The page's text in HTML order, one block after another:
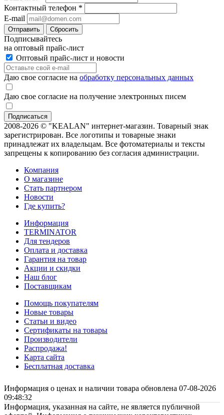
Контактный телефон *
E-mail
Отправить Сбросить
Подписывайтесь
на оптовый прайс-лист
Оптовый прайс-лист и новости
Даю свое согласие на обработку персональных данных
Даю свое согласие на получение электронных писем
2008-2026 © "KEALAN" интернет-магазин. Товарный знак
зарегистрирован. Все логотипы и товарные знаки
принадлежат их владельцам. Все фотоматериалы и тексты
запрещены к копированию без согласия администрации.
Компания
О магазине
Стать партнером
Новости
Где купить?
Информация
TERMINATOR
Для тендеров
Оплата и доставка
Гарантия на товар
Акции и скидки
Наш блог
Поставщикам
Помощь покупателям
Новые товары
Статьи и видео
Сертификаты на товары
Производители
Распродажа!
Карта сайта
Бесплатная доставка
Информация о ценах и наличии товара обновлена 07-08-2026
09:48:32
Информация, указанная на сайте, не является публичной